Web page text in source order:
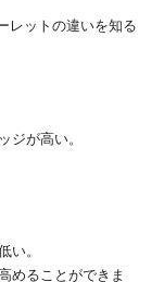
レットの違いを知る
ジが高い。
。
めることができま